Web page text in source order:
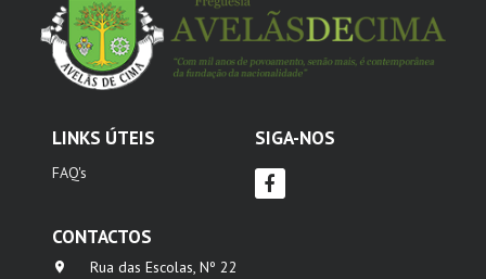
LINKS ÚTEIS
FAQ's
SIGA-NOS
CONTACTOS
Rua das Escolas, Nº 22